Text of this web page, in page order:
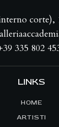
corte),
335 802
LINKS
HOME
ARTISTI